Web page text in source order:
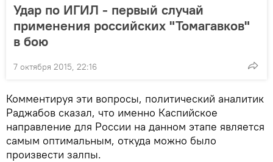
Удар по ИГИЛ - первый случай
применения российских "Томагавков"
в бою
7 октября 2015, 22:16
Комментируя эти вопросы, политический аналитик
Раджабов сказал, что именно Каспийское
направление для России на данном этапе является
самым оптимальным, откуда можно было
произвести залпы.